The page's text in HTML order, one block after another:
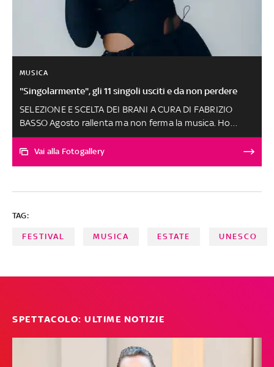
MUSICA
"Singolarmente", gli 11 singoli usciti e da non perdere
SELEZIONE E SCELTA DEI BRANI A CURA DI FABRIZIO
BASSO Agosto rallenta ma non ferma la musica. Ho
scelto, come miglior singolo, 'Mon Coeur' di Kaze, un
brano pop-soul che parla del momento in cui si inizia ad
Ett e Mare che con i loro pezzi confermano che,
canzoni, scelte tra oltre 150 ascolti, sono al secondo
Vai alla Fotogallery
TAG:
FESTIVAL MUSICA ESTATE UNESCO
SPETTACOLO: ULTIME NOTIZIE